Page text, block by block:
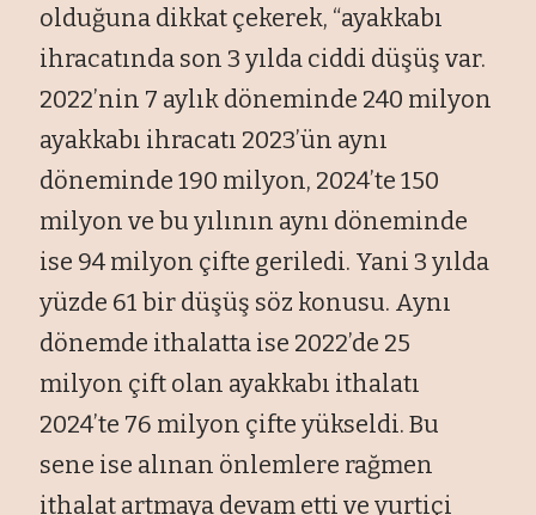
olduğuna dikkat çekerek, “ayakkabı
ihracatında son 3 yılda ciddi düşüş var.
2022’nin 7 aylık döneminde 240 milyon
ayakkabı ihracatı 2023’ün aynı
döneminde 190 milyon, 2024’te 150
milyon ve bu yılının aynı döneminde
ise 94 milyon çifte geriledi. Yani 3 yılda
yüzde 61 bir düşüş söz konusu. Aynı
dönemde ithalatta ise 2022’de 25
milyon çift olan ayakkabı ithalatı
2024’te 76 milyon çifte yükseldi. Bu
sene ise alınan önlemlere rağmen
ithalat artmaya devam etti ve yurtiçi